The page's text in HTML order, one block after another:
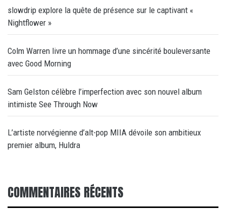
slowdrip explore la quête de présence sur le captivant «
Nightflower »
Colm Warren livre un hommage d’une sincérité bouleversante
avec Good Morning
Sam Gelston célèbre l’imperfection avec son nouvel album
intimiste See Through Now
L’artiste norvégienne d’alt-pop MIIA dévoile son ambitieux
premier album, Huldra
COMMENTAIRES RÉCENTS